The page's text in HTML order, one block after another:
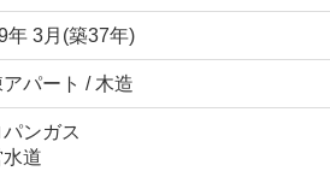
年 3月(築37年)
パート / 木造
ンガス
道